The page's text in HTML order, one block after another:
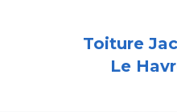
Toiture
Le